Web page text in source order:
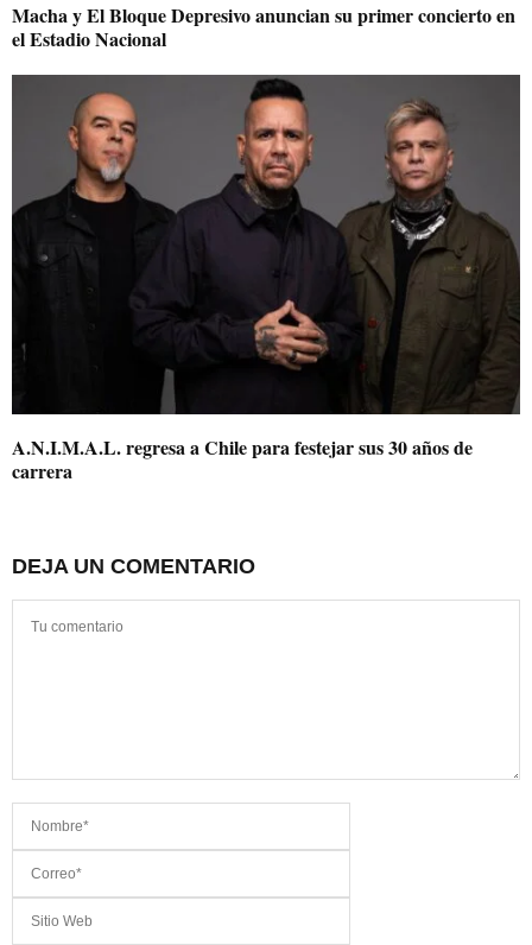
Macha y El Bloque Depresivo anuncian su primer concierto en
el Estadio Nacional
A.N.I.M.A.L. regresa a Chile para festejar sus 30 años de
carrera
DEJA UN COMENTARIO